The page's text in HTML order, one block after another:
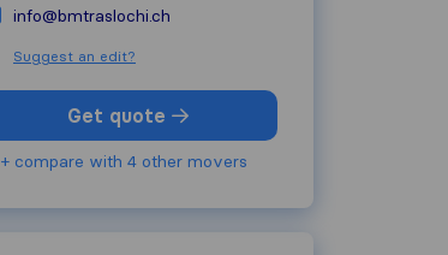
info@bmtraslochi.ch
Suggest an edit?
Get quote
+ compare with 4 other movers